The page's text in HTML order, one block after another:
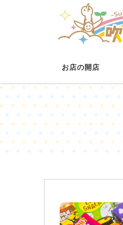
お店の開店